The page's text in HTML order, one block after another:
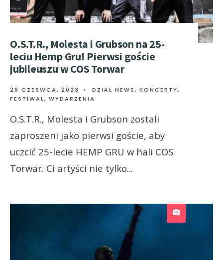
O.S.T.R., Molesta i Grubson na 25-
leciu Hemp Gru! Pierwsi goście
jubileuszu w COS Torwar
26 CZERWCA, 2023 • DZIAŁ NEWS, KONCERTY,
FESTIWAL, WYDARZENIA
O.S.T.R., Molesta i Grubson zostali
zaproszeni jako pierwsi goście, aby
uczcić 25-lecie HEMP GRU w hali COS
Torwar. Ci artyści nie tylko...